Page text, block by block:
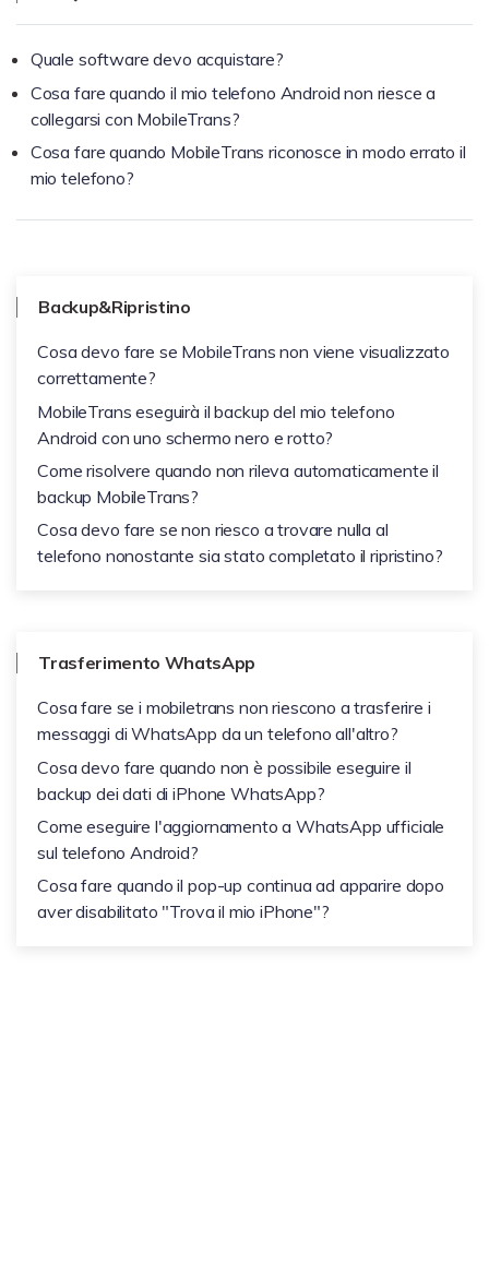
Quale software devo acquistare?
Cosa fare quando il mio telefono Android non riesce a
collegarsi con MobileTrans?
Cosa fare quando MobileTrans riconosce in modo errato il
mio telefono?
Backup&Ripristino
Cosa devo fare se MobileTrans non viene visualizzato
correttamente?
MobileTrans eseguirà il backup del mio telefono
Android con uno schermo nero e rotto?
Come risolvere quando non rileva automaticamente il
backup MobileTrans?
Cosa devo fare se non riesco a trovare nulla al
telefono nonostante sia stato completato il ripristino?
Trasferimento WhatsApp
Cosa fare se i mobiletrans non riescono a trasferire i
messaggi di WhatsApp da un telefono all'altro?
Cosa devo fare quando non è possibile eseguire il
backup dei dati di iPhone WhatsApp?
Come eseguire l'aggiornamento a WhatsApp ufficiale
sul telefono Android?
Cosa fare quando il pop-up continua ad apparire dopo
aver disabilitato "Trova il mio iPhone"?